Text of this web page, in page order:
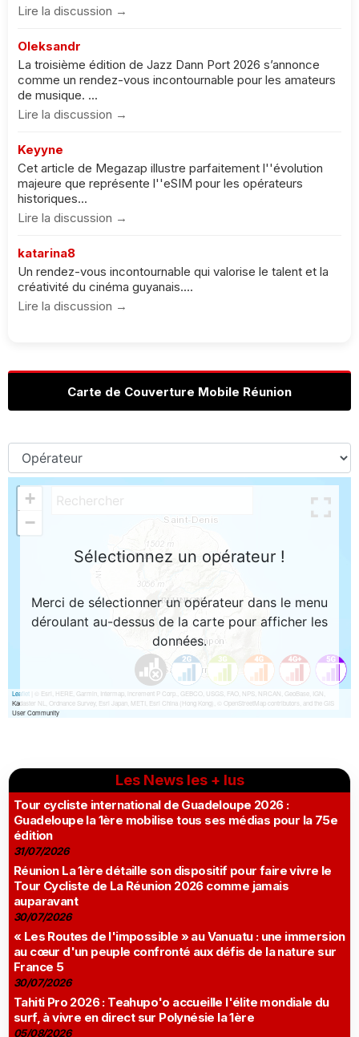
Lire la discussion →
Oleksandr
La troisième édition de Jazz Dann Port 2026 s’annonce
comme un rendez-vous incontournable pour les amateurs
de musique. ...
Lire la discussion →
Keyyne
Cet article de Megazap illustre parfaitement l''évolution
majeure que représente l''eSIM pour les opérateurs
historiques...
Lire la discussion →
katarina8
Un rendez-vous incontournable qui valorise le talent et la
créativité du cinéma guyanais....
Lire la discussion →
Carte de Couverture Mobile Réunion
Les News les + lus
Tour cycliste international de Guadeloupe 2026 :
Guadeloupe la 1ère mobilise tous ses médias pour la 75e
édition
31/07/2026
Réunion La 1ère détaille son dispositif pour faire vivre le
Tour Cycliste de La Réunion 2026 comme jamais
auparavant
30/07/2026
« Les Routes de l'impossible » au Vanuatu : une immersion
au cœur d'un peuple confronté aux défis de la nature sur
France 5
30/07/2026
Tahiti Pro 2026 : Teahupo'o accueille l'élite mondiale du
surf, à vivre en direct sur Polynésie la 1ère
05/08/2026